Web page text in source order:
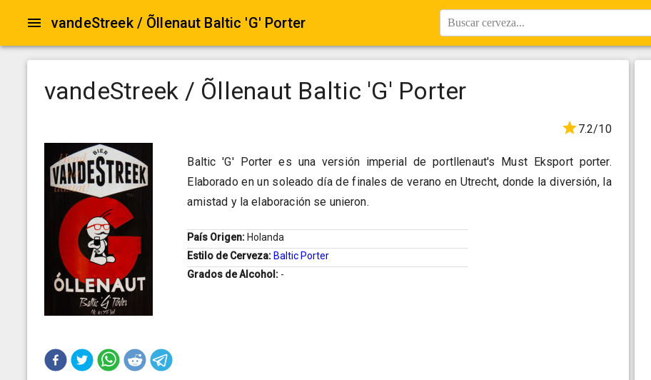
vandeStreek / Õllenaut Baltic 'G' Porter Buscar cerveza...
vandeStreek / Õllenaut Baltic 'G' Porter
7.2/10
Baltic 'G' Porter es una versión imperial de portllenaut's Must Eksport porter.
Elaborado en un soleado día de finales de verano en Utrecht, donde la diversión, la
amistad y la elaboración se unieron.
País Origen: Holanda
Estilo de Cerveza: Baltic Porter
Grados de Alcohol: -